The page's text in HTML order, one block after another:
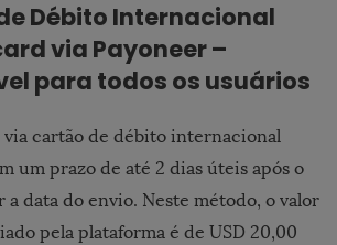
Débito Internacional
via Payoneer –
para todos os usuários
via cartão de débito internacional
um prazo de até 2 dias úteis após o
a data do envio. Neste método, o valor
pela plataforma é de USD 20,00